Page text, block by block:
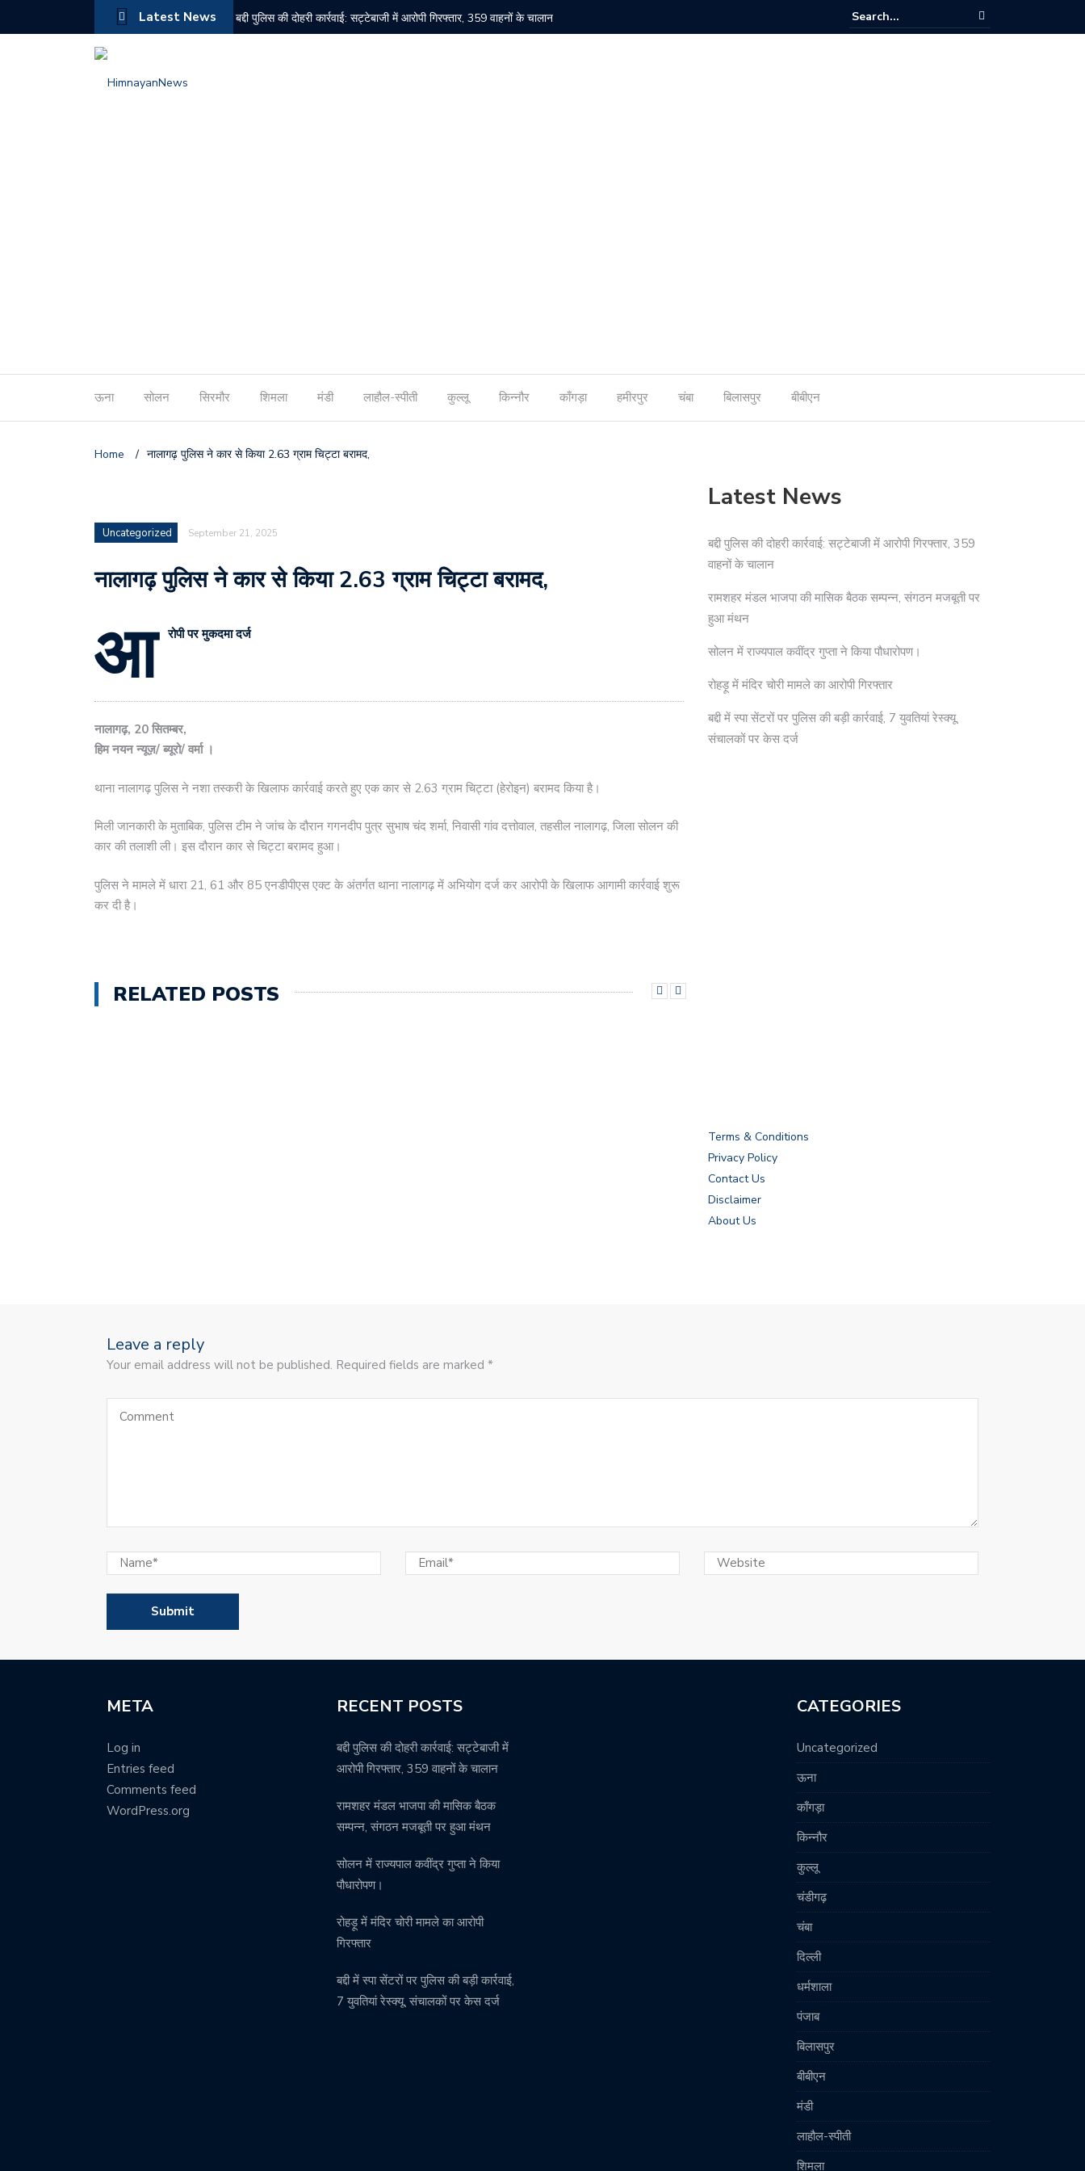
Latest News बद्दी पुलिस की दोहरी कार्रवाई: सट्टेबाजी में आरोपी गिरफ्तार, 359 वाहनों के चालान
ऊना सोलन सिरमौर शिमला मंडी लाहौल-स्पीती कुल्लू किन्नौर काँगड़ा हमीरपुर चंबा बिलासपुर बीबीएन
Home / नालागढ़ पुलिस ने कार से किया 2.63 ग्राम चिट्टा बरामद,
Uncategorized September 21, 2025
नालागढ़ पुलिस ने कार से किया 2.63 ग्राम चिट्टा बरामद,
आ रोपी पर मुकदमा दर्ज
नालागढ़, 20 सितम्बर,
हिम नयन न्यूज़/ ब्यूरो/ वर्मा ।
थाना नालागढ़ पुलिस ने नशा तस्करी के खिलाफ कार्रवाई करते हुए एक कार से 2.63 ग्राम चिट्टा (हेरोइन) बरामद किया है।
मिली जानकारी के मुताबिक, पुलिस टीम ने जांच के दौरान गगनदीप पुत्र सुभाष चंद शर्मा, निवासी गांव दत्तोवाल, तहसील नालागढ़, जिला सोलन की
कार की तलाशी ली। इस दौरान कार से चिट्टा बरामद हुआ।
पुलिस ने मामले में धारा 21, 61 और 85 एनडीपीएस एक्ट के अंतर्गत थाना नालागढ़ में अभियोग दर्ज कर आरोपी के खिलाफ आगामी कार्रवाई शुरू
कर दी है।
RELATED POSTS
Latest News
बद्दी पुलिस की दोहरी कार्रवाई: सट्टेबाजी में आरोपी गिरफ्तार, 359
वाहनों के चालान
रामशहर मंडल भाजपा की मासिक बैठक सम्पन्न, संगठन मजबूती पर
हुआ मंथन
सोलन में राज्यपाल कवींद्र गुप्ता ने किया पौधारोपण।
रोहड़ू में मंदिर चोरी मामले का आरोपी गिरफ्तार
बद्दी में स्पा सेंटरों पर पुलिस की बड़ी कार्रवाई, 7 युवतियां रेस्क्यू,
संचालकों पर केस दर्ज
Terms & Conditions
Privacy Policy
Contact Us
Disclaimer
About Us
Leave a reply
Your email address will not be published. Required fields are marked *
META
Log in
Entries feed
Comments feed
WordPress.org
RECENT POSTS
बद्दी पुलिस की दोहरी कार्रवाई: सट्टेबाजी में
आरोपी गिरफ्तार, 359 वाहनों के चालान
रामशहर मंडल भाजपा की मासिक बैठक
सम्पन्न, संगठन मजबूती पर हुआ मंथन
सोलन में राज्यपाल कवींद्र गुप्ता ने किया
पौधारोपण।
रोहड़ू में मंदिर चोरी मामले का आरोपी
गिरफ्तार
बद्दी में स्पा सेंटरों पर पुलिस की बड़ी कार्रवाई,
7 युवतियां रेस्क्यू, संचालकों पर केस दर्ज
CATEGORIES
Uncategorized
ऊना
काँगड़ा
किन्नौर
कुल्लू
चंडीगढ़
चंबा
दिल्ली
धर्मशाला
पंजाब
बिलासपुर
बीबीएन
मंडी
लाहौल-स्पीती
शिमला